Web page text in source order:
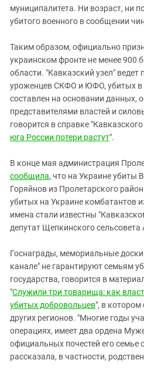
муниципалитета. Ни возраст, ни
убитого военного в сообщении
Таким образом, официально
украинском фронте не менее 900
области. "Кавказский узел"
уроженцев СКФО и ЮФО, убитых в
составлен на основании данных,
представителями властей и
говорится в справке "Кавказского
юга России потери растут".
В конце мая администрация
сообщила, что на Украине убиты
Горяйнов из Пролетарского
убитых на Украине комбатантов
имена стали известны
депутат Щепкинского
Госнаграды, мемориальные
канале" не гарантируют семьям
государства, говорится в
"Служили три товарища: как
убитых добровольцев", в
других регионов. "Многие годы
операциях, имеет два ордена
официальных почестей его семье
рассказала, в частности,